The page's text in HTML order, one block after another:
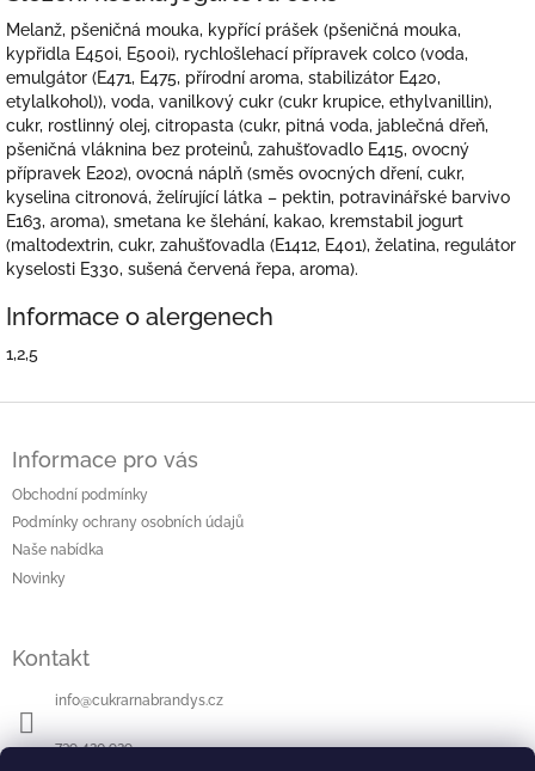
Melanž, pšeničná mouka, kypřící prášek (pšeničná mouka,
kypřidla E450i, E500i), rychlošlehací přípravek colco (voda,
emulgátor (E471, E475, přírodní aroma, stabilizátor E420,
etylalkohol)), voda, vanilkový cukr (cukr krupice, ethylvanillin),
cukr, rostlinný olej, citropasta (cukr, pitná voda, jablečná dřeň,
pšeničná vláknina bez proteinů, zahušťovadlo E415, ovocný
přípravek E202), ovocná náplň (směs ovocných dření, cukr,
kyselina citronová, želírující látka – pektin, potravinářské barvivo
E163, aroma), smetana ke šlehání, kakao, kremstabil jogurt
(maltodextrin, cukr, zahušťovadla (E1412, E401), želatina, regulátor
kyselosti E330, sušená červená řepa, aroma).
Informace o alergenech
1,2,5
Informace pro vás
Obchodní podmínky
Podmínky ochrany osobních údajů
Naše nabídka
Novinky
Kontakt
info@cukrarnabrandys.cz
739 420 929